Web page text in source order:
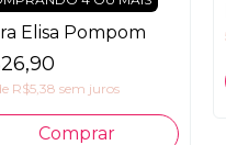
Elisa Pompom
R$5,38 sem juros
Comprar